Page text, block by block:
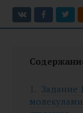
Задание